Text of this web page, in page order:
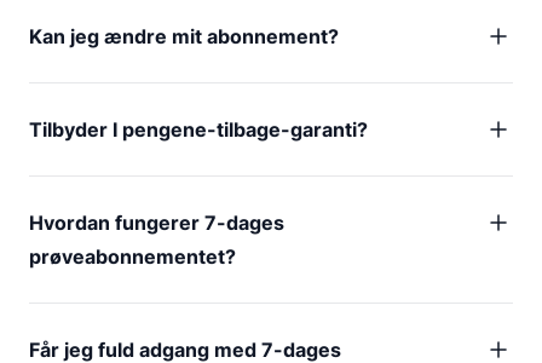
Kan jeg ændre mit abonnement?
Tilbyder I pengene-tilbage-garanti?
Hvordan fungerer 7-dages
prøveabonnementet?
Får jeg fuld adgang med 7-dages